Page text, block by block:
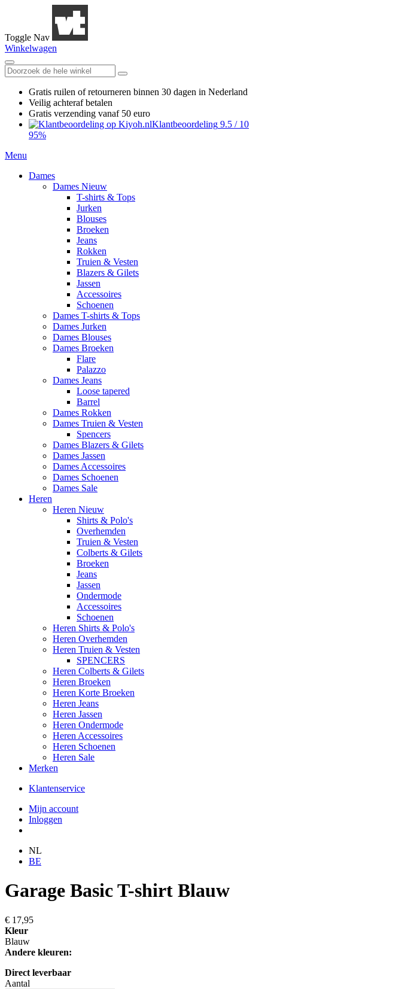
Toggle Nav
Winkelwagen
Gratis ruilen of retourneren binnen 30 dagen in Nederland
Veilig achteraf betalen
Gratis verzending vanaf 50 euro
Klantbeoordeling 9.5 / 10
95%
Menu
Dames
Dames Nieuw
T-shirts & Tops
Jurken
Blouses
Broeken
Jeans
Rokken
Truien & Vesten
Blazers & Gilets
Jassen
Accessoires
Schoenen
Dames T-shirts & Tops
Dames Jurken
Dames Blouses
Dames Broeken
Flare
Palazzo
Dames Jeans
Loose tapered
Barrel
Dames Rokken
Dames Truien & Vesten
Spencers
Dames Blazers & Gilets
Dames Jassen
Dames Accessoires
Dames Schoenen
Dames Sale
Heren
Heren Nieuw
Shirts & Polo's
Overhemden
Truien & Vesten
Colberts & Gilets
Broeken
Jeans
Jassen
Ondermode
Accessoires
Schoenen
Heren Shirts & Polo's
Heren Overhemden
Heren Truien & Vesten
SPENCERS
Heren Colberts & Gilets
Heren Broeken
Heren Korte Broeken
Heren Jeans
Heren Jassen
Heren Ondermode
Heren Accessoires
Heren Schoenen
Heren Sale
Merken
Klantenservice
Mijn account
Inloggen
NL
BE
Garage Basic T-shirt Blauw
€ 17,95
Kleur
Blauw
Andere kleuren:
Direct leverbaar
Aantal